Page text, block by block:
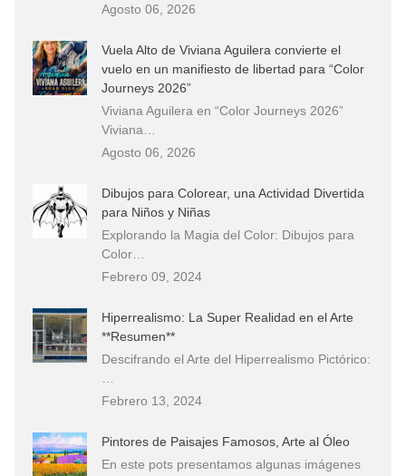
Agosto 06, 2026
Vuela Alto de Viviana Aguilera convierte el
vuelo en un manifiesto de libertad para “Color
Journeys 2026”
Viviana Aguilera en “Color Journeys 2026”
Viviana…
Agosto 06, 2026
Dibujos para Colorear, una Actividad Divertida
para Niños y Niñas
Explorando la Magia del Color: Dibujos para
Color…
Febrero 09, 2024
Hiperrealismo: La Super Realidad en el Arte
**Resumen**
Descifrando el Arte del Hiperrealismo Pictórico:
Febrero 13, 2024
Pintores de Paisajes Famosos, Arte al Óleo
En este pots presentamos algunas imágenes